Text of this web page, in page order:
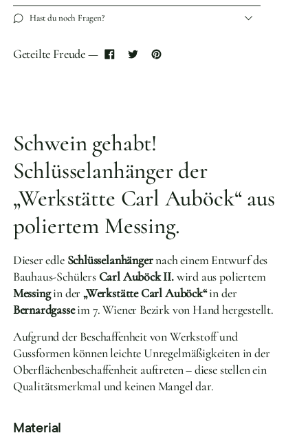
Hast du noch Fragen?
Geteilte Freude —
Schwein gehabt!
Schlüsselanhänger der
„Werkstätte Carl Auböck“ aus
poliertem Messing.
Dieser edle Schlüsselanhängernach einem Entwurf des
Bauhaus-Schülers Carl Auböck II.wird aus poliertem
Messingin der„Werkstätte Carl Auböck“in der
Bernardgasseim 7. Wiener Bezirk von Hand hergestellt.
Aufgrund der Beschaffenheit von Werkstoff und
Gussformen können leichte Unregelmäßigkeiten in der
Oberflächenbeschaffenheit auftreten – diese stellen ein
Qualitätsmerkmal und keinen Mangel dar.
Material